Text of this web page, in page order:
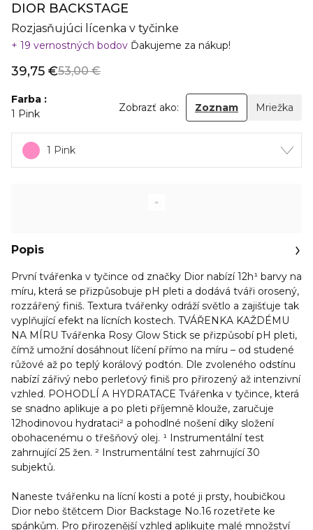
DIOR BACKSTAGE
Rozjasňujúci lícenka v tyčinke
19 vernostných bodov Ďakujeme za nákup!
39,75 €53,00 €
Farba
1 Pink
Zobrazť ako: Zoznam Mriežka
1 Pink
Popis
První tvářenka v tyčince od značky Dior nabízí 12h¹ barvy na
míru, která se přizpůsobuje pH pleti a dodává tváři orosený,
rozzářený finiš. Textura tvářenky odráží světlo a zajišťuje tak
vyplňující efekt na lícních kostech. TVÁŘENKA KAŽDÉMU
NA MÍRU Tvářenka Rosy Glow Stick se přizpůsobí pH pleti,
čímž umožní dosáhnout líčení přímo na míru – od studené
růžové až po teplý korálový podtón. Dle zvoleného odstínu
nabízí zářivý nebo perleťový finiš pro přirozený až intenzivní
vzhled. POHODLÍ A HYDRATACE Tvářenka v tyčince, která
se snadno aplikuje a po pleti příjemně klouže, zaručuje
12hodinovou hydrataci² a pohodlné nošení díky složení
obohacenému o třešňový olej. ¹ Instrumentální test
zahrnující 25 žen. ² Instrumentální test zahrnující 30
subjektů.
Naneste tvářenku na lícní kosti a poté ji prsty, houbičkou
Dior nebo štětcem Dior Backstage No.16 rozetřete ke
spánkům. Pro přirozenější vzhled aplikujte malé množství